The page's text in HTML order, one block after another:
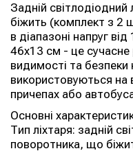
Задній
біжить (комплект з 2
в діапазоні напруг
46х13 см - це сучасне
видимості та безпеки
використовуються на
причепах або
Основні
Тип ліхтаря: задній
поворотника, що